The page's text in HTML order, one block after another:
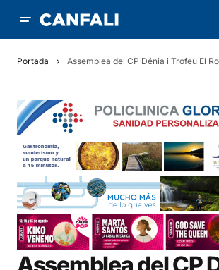
Portada Assemblea del CP Dénia i Trofeu El